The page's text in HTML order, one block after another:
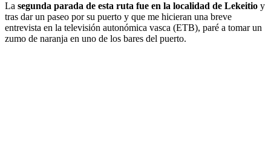
La segunda parada de esta ruta fue en la localidad de Lekeitio y
tras dar un paseo por su puerto y que me hicieran una breve
entrevista en la televisión autonómica vasca (ETB), paré a tomar un
zumo de naranja en uno de los bares del puerto.